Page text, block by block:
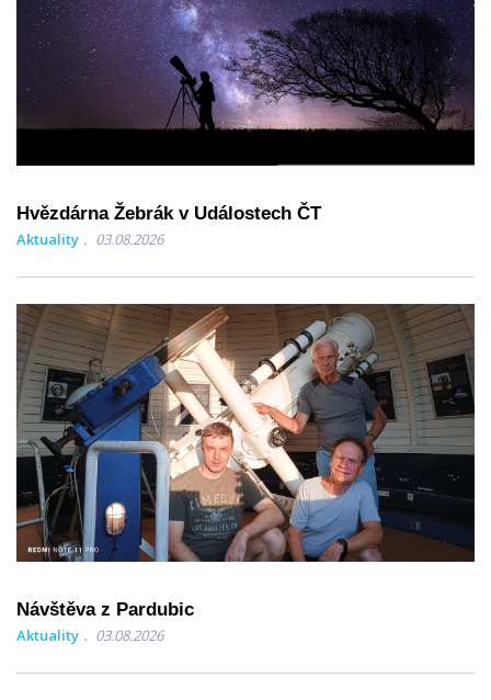
Hvězdárna Žebrák v Událostech ČT
Aktuality 03.08.2026
Návštěva z Pardubic
Aktuality 03.08.2026